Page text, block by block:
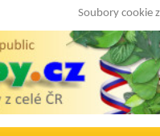
Soubory cookie